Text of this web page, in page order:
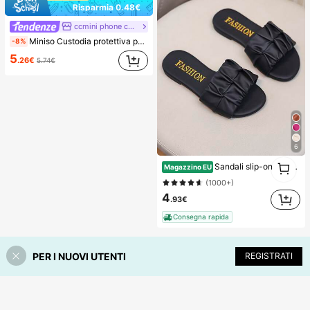
Risparmia 0.48€
ccmini phone case
-8% Miniso Custodia protettiva personalizzata Marvel Avengers Spider-Man con ricarica magnetica MagSafe a ragnatela, compatibile con iPhone 17/17 Pro Max/16/17 Pro/15/14/16 Plus/17 Air/13/15 Pro/12/15 Plus. Custodia protettiva antiurto per uomo compatibile con Apple.
5.26€ 5.74€
6
Magazzino EU Sandali slip-on alla moda per bambini, scarpe piatte estive, nuovi sandali con cinturini, scarpe da spiaggia carine per ragazze, ritorno a scuola
(1000+)
4.93€
Consegna rapida
1
PER I NUOVI UTENTI REGISTRATI